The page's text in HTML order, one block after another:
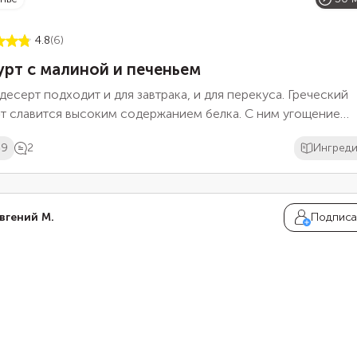
4.8(6)
с малиной и печеньем
подходит и для завтрака, и для перекуса. Греческий
славится высоким содержанием белка. С ним угощение
малиной и любым подсластителем. Ягоды
не только яркий вкус, но и красивый цвет. А чтобы
возьмите немного сахарного печенья, поломайте
кусочки и выложите в несколько слоев. Особенно
будет смотреться в прозрачном стакане.
2
М.